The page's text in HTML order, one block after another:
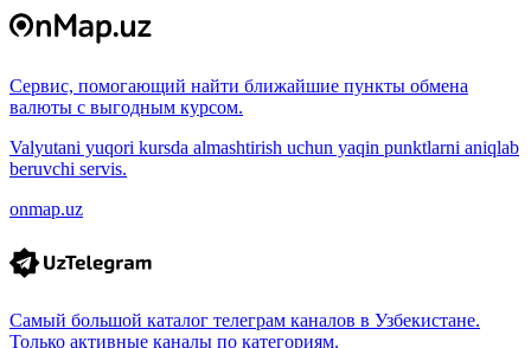
Сервис, помогающий найти ближайшие пункты обмена
валюты с выгодным курсом.
Valyutani yuqori kursda almashtirish uchun yaqin punktlarni aniqlab
beruvchi servis.
onmap.uz
Самый большой каталог телеграм каналов в Узбекистане.
Только активные каналы по категориям.